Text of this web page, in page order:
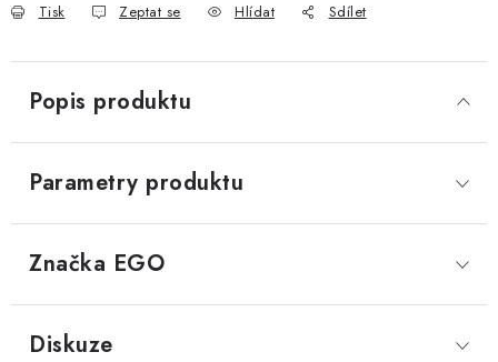
Tisk Zeptat se Hlídat Sdílet
Popis produktu
Parametry produktu
Značka EGO
Diskuze